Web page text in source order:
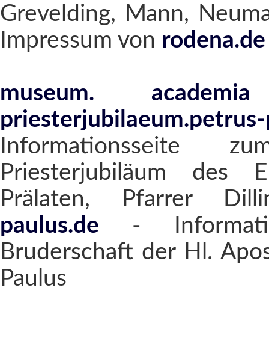
Grevelding, Mann,
Impressum von rodena.de
museum.
priesterjubilaeum.petrus-
Informationsseite
Priesterjubiläum des
Prälaten, Pfarrer
paulus.de -
Bruderschaft der Hl.
Paulus